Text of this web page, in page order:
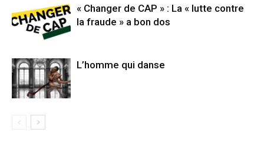
« Changer de CAP » : La « lutte contre
la fraude » a bon dos
L’homme qui danse